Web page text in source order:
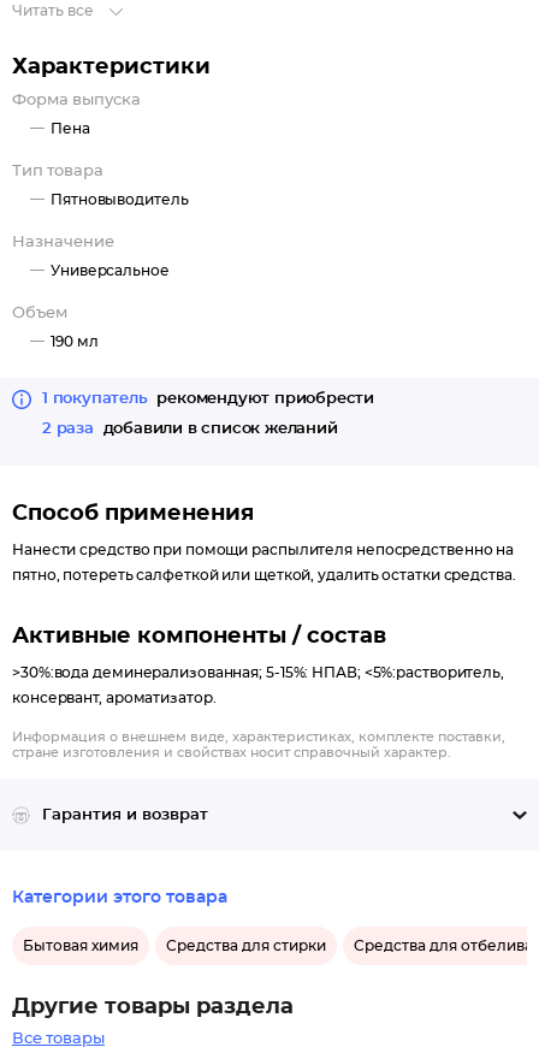
Читать все
Характеристики
Форма выпуска
Пена
Тип товара
Пятновыводитель
Назначение
Универсальное
Объем
190 мл
1 покупатель
рекомендуют приобрести
2 раза
добавили в список желаний
Способ применения
Нанести средство при помощи распылителя непосредственно на
пятно, потереть салфеткой или щеткой, удалить остатки средства.
Активные компоненты / состав
>30%:вода деминерализованная; 5-15%: НПАВ; <5%:растворитель,
консервант, ароматизатор.
Информация о внешнем виде, характеристиках, комплекте поставки,
стране изготовления и свойствах носит справочный характер.
Гарантия и возврат
Категории этого товара
Бытовая химия Средства для стирки Средства для
Другие товары раздела
Все товары